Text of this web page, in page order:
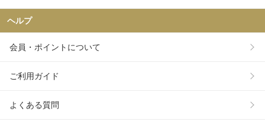
ヘルプ
会員・ポイントについて
ご利用ガイド
よくある質問